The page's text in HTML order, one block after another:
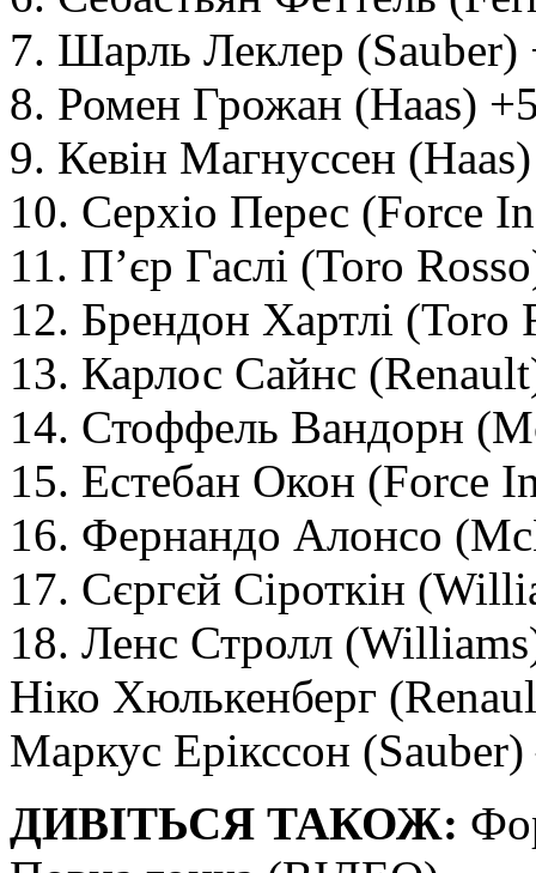
7. Шарль Леклер (Sauber)
8. Ромен Грожан (Haas)
9. Кевін Магнуссен
10. Серхіо Перес (Force
11. П’єр Гаслі (Toro
12. Брендон Хартлі (Toro
13. Карлос Сайнс
14. Стоффель Вандорн
15. Естебан Окон (Force
16. Фернандо Алонсо
17. Сєргєй Сіроткін
18. Ленс Стролл
Ніко Хюлькенберг
Маркус Ерікссон
ДИВІТЬСЯ ТАКОЖ: